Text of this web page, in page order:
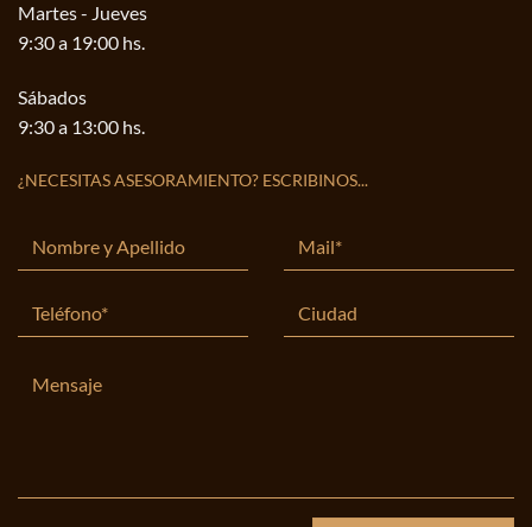
Martes - Jueves
9:30 a 19:00 hs.
Sábados
9:30 a 13:00 hs.
¿NECESITAS ASESORAMIENTO? ESCRIBINOS...